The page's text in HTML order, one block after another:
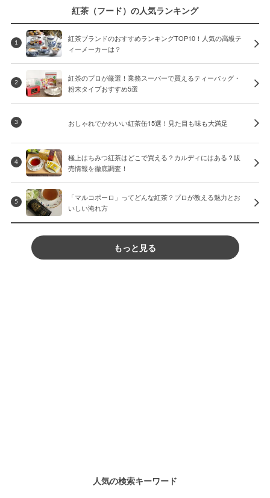
紅茶（フード）の人気ランキング
1
紅茶ブランドのおすすめランキングTOP10！人気の高級テ
ィーメーカーは？
2
紅茶のプロが厳選！業務スーパーで買えるティーバッグ・
粉末タイプおすすめ5選
3 おしゃれでかわいい紅茶缶15選！見た目も味も大満足
4
極上はちみつ紅茶はどこで買える？カルディにはある？販
売情報を徹底調査！
5
「マルコポーロ」ってどんな紅茶？プロが教える魅力とお
いしい淹れ方
もっと見る
人気の検索キーワード